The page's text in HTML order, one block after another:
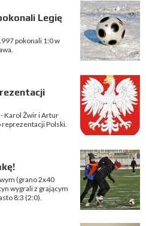
Legię
pokonali 1:0 w
Karol Żwir i Artur
reprezentacji Polski.
(grano 2x40
wygrali z grającym
8:3 (2:0).